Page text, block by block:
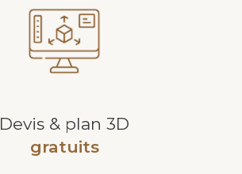
Devis & plan 3D
gratuits